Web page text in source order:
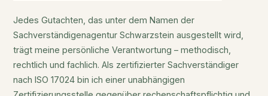
Jedes Gutachten, das unter dem Namen der
Sachverständigenagentur Schwarzstein ausgestellt wird,
trägt meine persönliche Verantwortung – methodisch,
rechtlich und fachlich. Als zertifizierter Sachverständiger
nach ISO 17024 bin ich einer unabhängigen